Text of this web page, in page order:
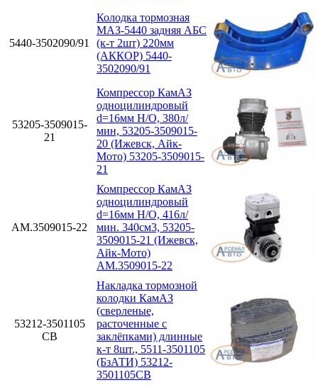
5440-3502090/91
Колодка тормозная
МАЗ-5440 задняя АБС
(к-т 2шт) 220мм
(АККОР) 5440-
3502090/91
53205-3509015-
21
Компрессор КамАЗ
одноцилиндровый
d=16мм Н/О, 380л/
мин, 53205-3509015-
20 (Ижевск, Айк-
Мото) 53205-3509015-
21
АМ.3509015-22
Компрессор КамАЗ
одноцилиндровый
d=16мм Н/О, 416л/
мин. 340см3, 53205-
3509015-21 (Ижевск,
Айк-Мото)
АМ.3509015-22
53212-3501105
СВ
Накладка тормозной
колодки КамАЗ
(сверленые,
расточенные с
заклёпками) длинные
к-т 8шт., 5511-3501105
(БзАТИ) 53212-
3501105СВ